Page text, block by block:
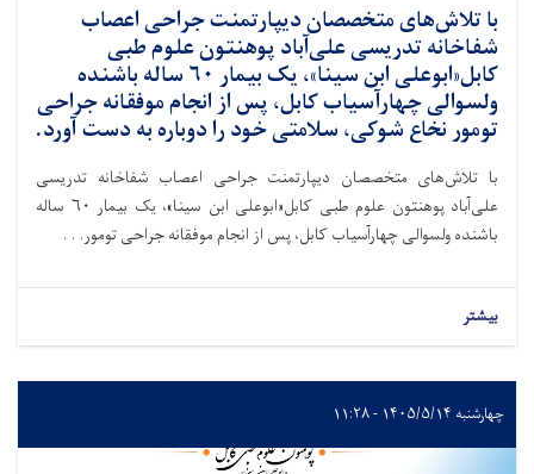
با تلاش‌های متخصصان دیپارتمنت جراحی اعصاب
شفاخانه تدریسی علی‌آباد پوهنتون علوم طبی
کابل«ابوعلی ابن سینا»، یک بیمار ۶۰ ساله باشنده
ولسوالی چهارآسیاب کابل، پس از انجام موفقانه جراحی
تومور نخاع شوکی، سلامتی خود را دوباره به دست آورد.
با تلاش‌های متخصصان دیپارتمنت جراحی اعصاب شفاخانه تدریسی
علی‌آباد پوهنتون علوم طبی کابل«ابوعلی ابن سینا»، یک بیمار ۶۰ ساله
باشنده ولسوالی چهارآسیاب کابل، پس از انجام موفقانه جراحی تومور. . .
بیشتر
چهارشنبه ۱۴۰۵/۵/۱۴ - ۱۱:۲۸